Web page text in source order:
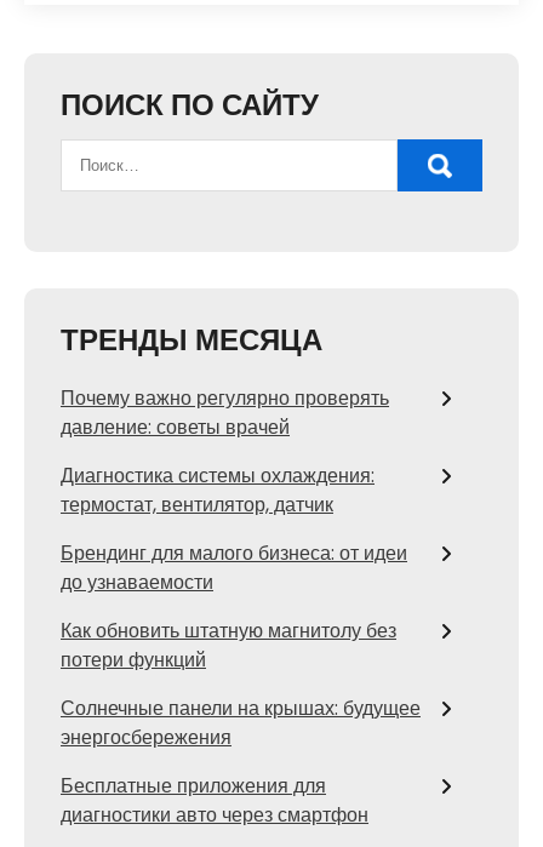
ПОИСК ПО САЙТУ
ТРЕНДЫ МЕСЯЦА
Почему важно регулярно проверять
давление: советы врачей
Диагностика системы охлаждения:
термостат, вентилятор, датчик
Брендинг для малого бизнеса: от идеи
до узнаваемости
Как обновить штатную магнитолу без
потери функций
Солнечные панели на крышах: будущее
энергосбережения
Бесплатные приложения для
диагностики авто через смартфон